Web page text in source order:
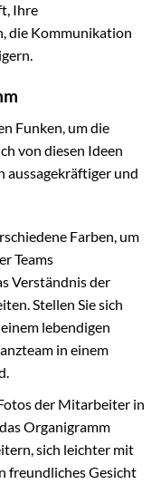
Ihre
die Kommunikation
Funken, um die
von diesen Ideen
aussagekräftiger und
Farben, um
Teams
Verständnis der
Stellen Sie sich
lebendigen
in einem
der Mitarbeiter in
Organigramm
sich leichter mit
freundliches Gesicht